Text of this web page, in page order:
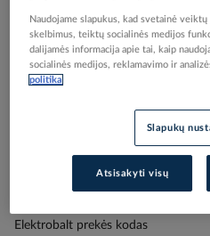
Skip
gallery
Reali prekė gali skirtis nuo
Laidas 6mm2 H07V-K
antgaliais šakutė/gilzė L-
Elektrobalt prekės kodas
Naudojame slapukus, kad svetainė
skelbimus, teiktų socialinės medijos
dalijamės informacija apie tai, kaip
socialinės medijos, reklamavimo ir
politika
Slapukų
Atsisakyti visų